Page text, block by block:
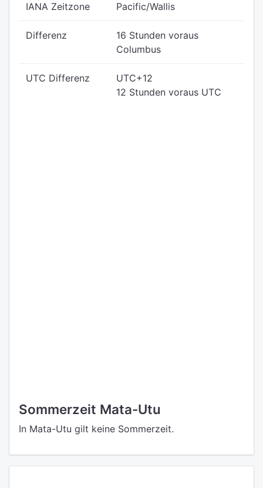
IANA Zeitzone Pacific/Wallis
Differenz
16 Stunden voraus
Columbus
UTC Differenz
UTC+12
12 Stunden voraus UTC
Sommerzeit Mata-Utu
In Mata-Utu gilt keine Sommerzeit.